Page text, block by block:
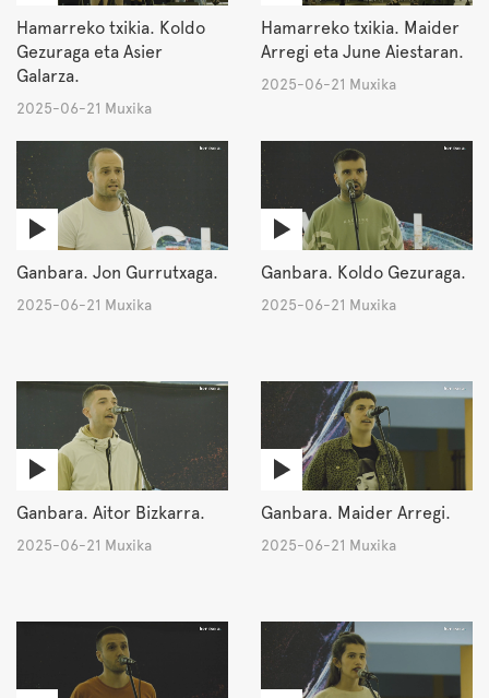
Hamarreko txikia. Koldo
Gezuraga eta Asier
Galarza.
2025-06-21 Muxika
Hamarreko txikia. Maider
Arregi eta June Aiestaran.
2025-06-21 Muxika
Ganbara. Jon Gurrutxaga.
2025-06-21 Muxika
Ganbara. Koldo Gezuraga.
2025-06-21 Muxika
Ganbara. Aitor Bizkarra.
2025-06-21 Muxika
Ganbara. Maider Arregi.
2025-06-21 Muxika